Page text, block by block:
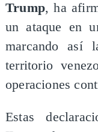
Trump, ha
un ataque en
marcando así
territorio
operaciones
Estas